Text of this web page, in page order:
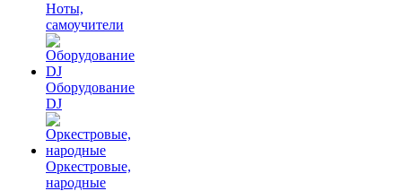
Ноты,
самоучители
Оборудование
DJ
Оркестровые,
народные